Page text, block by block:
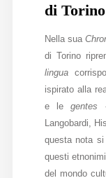
di
Nella sua
di Torino
lingua
ispirato alla
e legentes
Langobardi,
questa nota
questi
del mondo